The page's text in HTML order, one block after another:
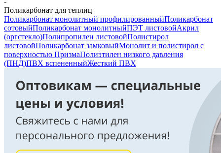
Поликарбонат для теплиц
Поликарбонат монолитный профилированныйПоликарбонат
сотовыйПоликарбонат монолитныйПЭТ листовойАкрил
(оргстекло)Полипропилен листовойПолистирол
листовойПоликарбонат замковыйМонолит и полистирол с
поверхностью ПризмаПолиэтилен низкого давления
(ПНД)ПВХ вспененныйЖесткий ПВХ